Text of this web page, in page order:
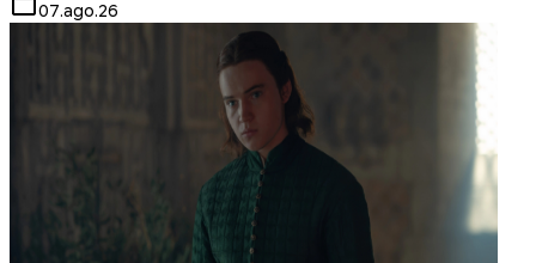
07.ago.26